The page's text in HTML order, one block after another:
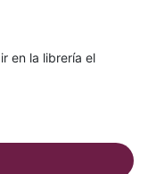
en la librería el